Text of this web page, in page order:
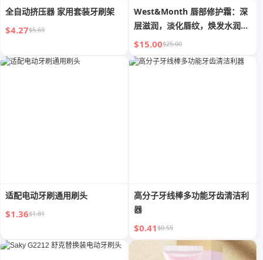
全自动挤压器 家用套装牙刷架
$4.27$5.69
West&Month 唇部修护霜：深
层滋润，淡化唇纹，焕发水润嘟
嘟唇
$15.00$25.00
适配电动牙刷通用刷头
$1.36$1.81
高分子牙线棒多功能牙齿清洁利
器
$0.41$0.55